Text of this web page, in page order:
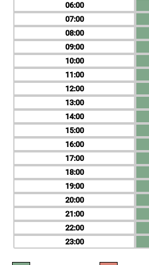
06
07
08
09
10
11
12
13
14
15
16
17
18
19
20
21
22
23